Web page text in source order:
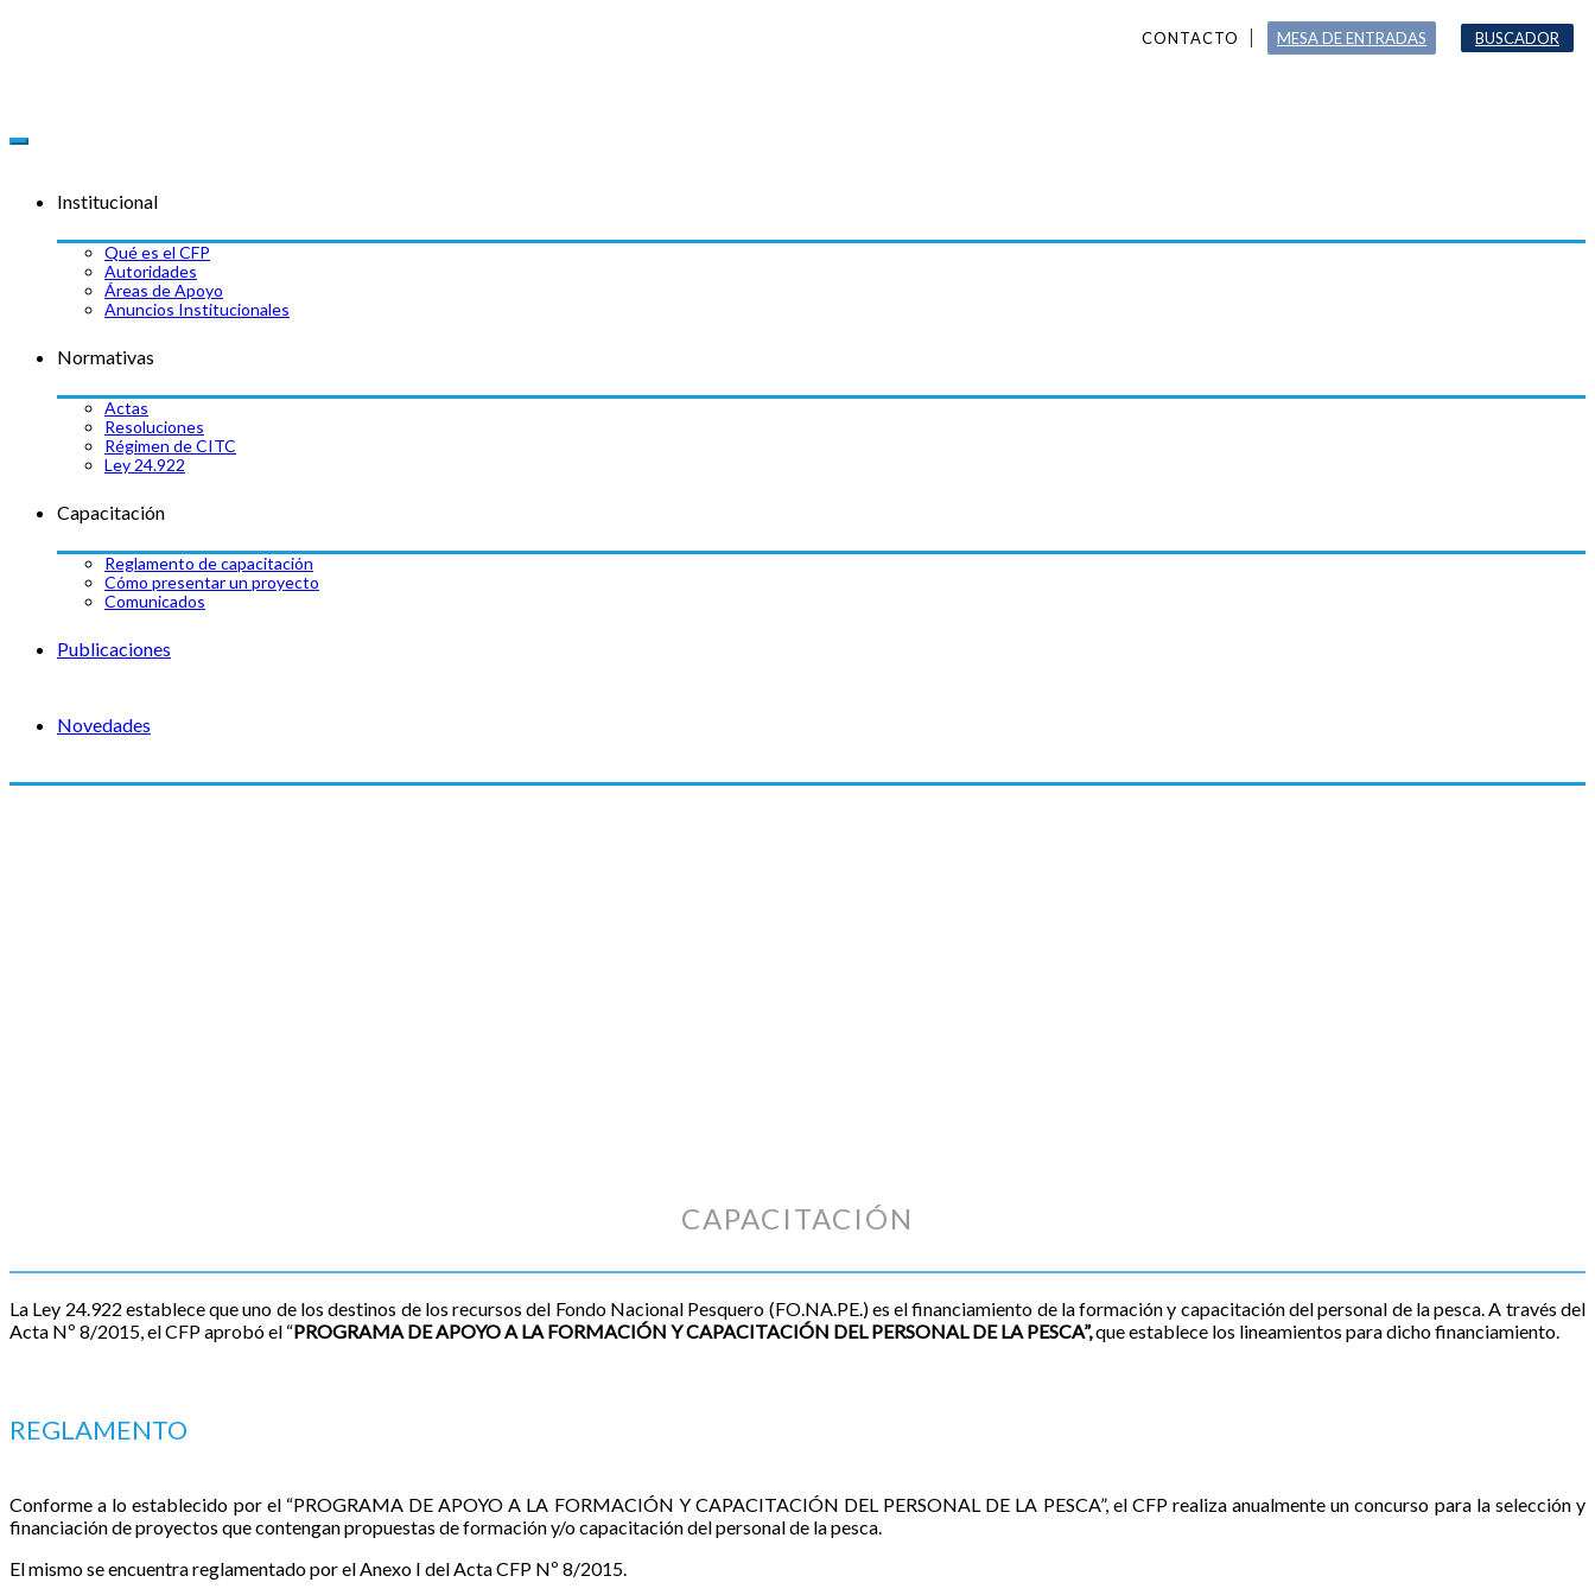
CONTACTO MESA DE ENTRADAS BUSCADOR
Institucional
Qué es el CFP
Autoridades
Áreas de Apoyo
Anuncios Institucionales
Normativas
Actas
Resoluciones
Régimen de CITC
Ley 24.922
Capacitación
Reglamento de capacitación
Cómo presentar un proyecto
Comunicados
Publicaciones
Novedades
CAPACITACIÓN
La Ley 24.922 establece que uno de los destinos de los recursos del Fondo Nacional Pesquero (FO.NA.PE.) es el financiamiento de la formación y capacitación del personal de la pesca. A través del
Acta Nº 8/2015, el CFP aprobó el “PROGRAMA DE APOYO A LA FORMACIÓN Y CAPACITACIÓN DEL PERSONAL DE LA PESCA”,que establece los lineamientos para dicho financiamiento.
REGLAMENTO
Conforme a lo establecido por el “PROGRAMA DE APOYO A LA FORMACIÓN Y CAPACITACIÓN DEL PERSONAL DE LA PESCA”, el CFP realiza anualmente un concurso para la selección y
financiación de proyectos que contengan propuestas de formación y/o capacitación del personal de la pesca.
El mismo se encuentra reglamentado por el Anexo I del Acta CFP Nº 8/2015.